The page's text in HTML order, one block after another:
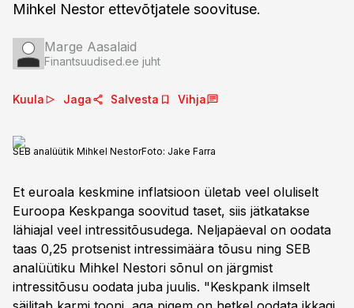
Mihkel Nestor ettevõtjatele soovituse.
Marge Aasalaid
Finantsuudised.ee juht
Kuula Jaga Salvesta Vihja
SEB analüütik Mihkel NestorFoto: Jake Farra
Et euroala keskmine inflatsioon ületab veel oluliselt
Euroopa Keskpanga soovitud taset, siis jätkatakse
lähiajal veel intressitõusudega. Neljapäeval on oodata
taas 0,25 protsenist intressimäära tõusu ning SEB
analüütiku Mihkel Nestori sõnul on järgmist
intressitõusu oodata juba juulis. "Keskpank ilmselt